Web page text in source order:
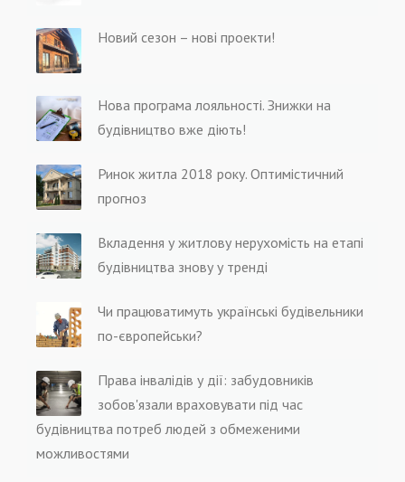
Новий сезон – нові проекти!
Нова програма лояльності. Знижки на
будівництво вже діють!
Ринок житла 2018 року. Оптимістичний
прогноз
Вкладення у житлову нерухомість на етапі
будівництва знову у тренді
Чи працюватимуть українські будівельники
по-європейськи?
Права інвалідів у дії: забудовників
зобов'язали враховувати під час
будівництва потреб людей з обмеженими
можливостями